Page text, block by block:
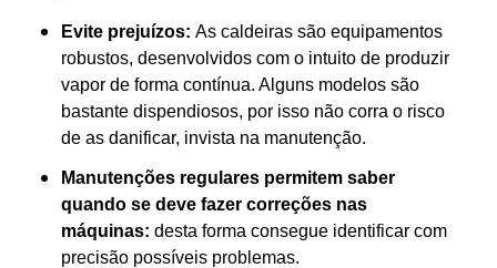
Evite prejuízos: As caldeiras são equipamentos
robustos, desenvolvidos com o intuito de produzir
vapor de forma contínua. Alguns modelos são
bastante dispendiosos, por isso não corra o risco
de as danificar, invista na manutenção.
Manutenções regulares permitem saber
quando se deve fazer correções nas
máquinas: desta forma consegue identificar com
precisão possíveis problemas.